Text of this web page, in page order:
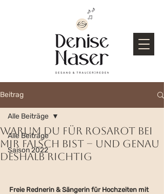
Beitrag
Alle Beiträge
Saison 2022
Alle Beiträge
Warum du für Rosarot bei
mir falsch bist – und genau
deshalb richtig
Freie Rednerin & Sängerin für Hochzeiten mit